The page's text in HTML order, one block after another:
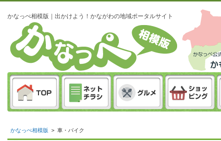
かなっぺ相模版｜出かけよう！かながわの地域ポータルサイト
かなっぺ相模版 > 車・バイク